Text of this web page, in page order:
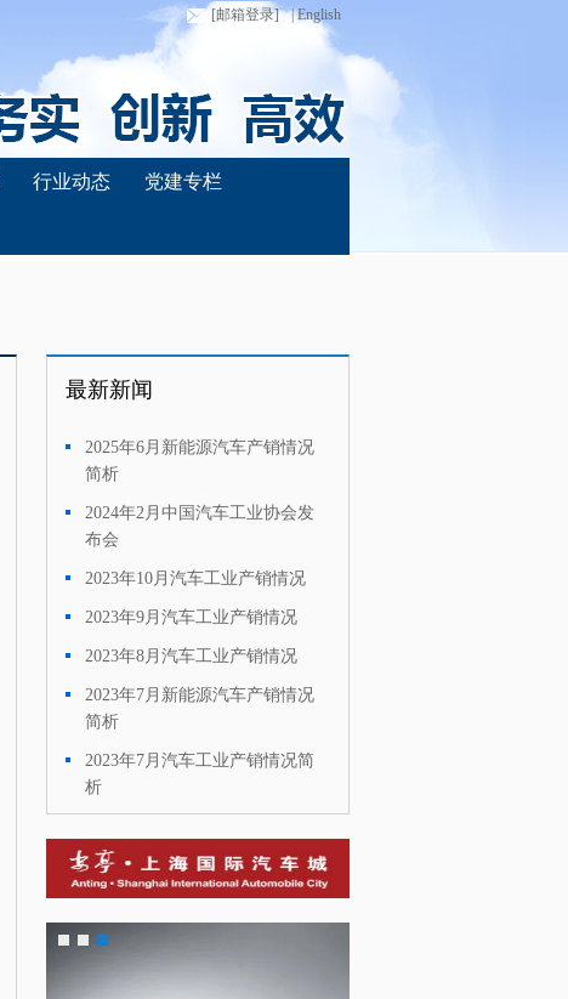
[邮箱登录] | English
行业动态 党建专栏
最新新闻
2025年6月新能源汽车产销情况
简析
2024年2月中国汽车工业协会发
布会
2023年10月汽车工业产销情况
2023年9月汽车工业产销情况
2023年8月汽车工业产销情况
2023年7月新能源汽车产销情况
简析
2023年7月汽车工业产销情况简
析